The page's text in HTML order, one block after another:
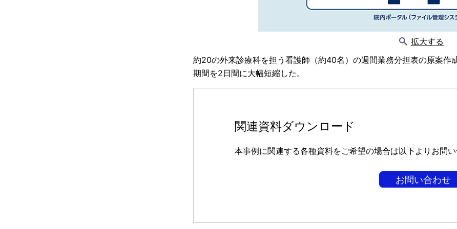
拡大する
約20の外来診療科を担う看護師（約40名）の週間業務分担表の原案作
期間を2日間に大幅短縮した。
関連資料ダウンロード
本事例に関連する各種資料をご希望の場合は以下よりお問い
お問い合わせ